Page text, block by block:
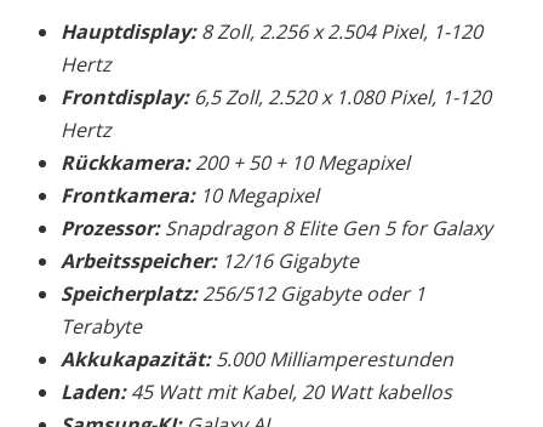
Hauptdisplay:8 Zoll, 2.256 x 2.504 Pixel, 1-120
Hertz
Frontdisplay:6,5 Zoll, 2.520 x 1.080 Pixel, 1-120
Hertz
Rückkamera:200 + 50 + 10 Megapixel
Frontkamera:10 Megapixel
Prozessor:Snapdragon 8 Elite Gen 5 for Galaxy
Arbeitsspeicher:12/16 Gigabyte
Speicherplatz:256/512 Gigabyte oder 1
Terabyte
Akkukapazität:5.000 Milliamperestunden
Laden:45 Watt mit Kabel, 20 Watt kabellos